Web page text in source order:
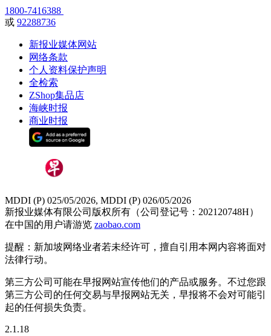
1800-7416388
或 92288736
新报业媒体网站
网络条款
个人资料保护声明
全检索
ZShop集品店
海峡时报
商业时报
MDDI (P) 025/05/2026, MDDI (P) 026/05/2026
新报业媒体有限公司版权所有（公司登记号：202120748H）
在中国的用户请游览 zaobao.com
提醒：新加坡网络业者若未经许可，擅自引用本网内容将面对
法律行动。
第三方公司可能在早报网站宣传他们的产品或服务。不过您跟
第三方公司的任何交易与早报网站无关，早报将不会对可能引
起的任何损失负责。
2.1.18